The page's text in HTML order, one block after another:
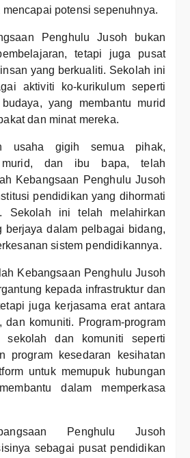
mencapai potensi sepenuhnya.
Penghulu Jusoh bukan
tetapi juga pusat
yang berkualiti. Sekolah ini
aktiviti ko-kurikulum seperti
yang membantu murid
dan minat mereka.
usaha gigih semua pihak,
murid, dan ibu bapa, telah
Kebangsaan Penghulu Jusoh
pendidikan yang dihormati
Sekolah ini telah melahirkan
berjaya dalam pelbagai bidang,
sistem pendidikannya.
Kebangsaan Penghulu Jusoh
kepada infrastruktur dan
juga kerjasama erat antara
dan komuniti. Program-program
sekolah dan komuniti seperti
program kesedaran kesihatan
untuk memupuk hubungan
dalam memperkasa
Penghulu Jusoh
sebagai pusat pendidikan